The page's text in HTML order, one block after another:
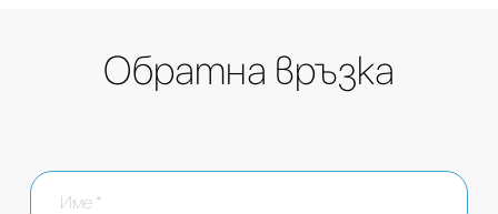
Обратна връзка